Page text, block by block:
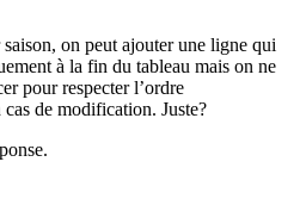
on peut ajouter une ligne qui
à la fin du tableau mais on ne
pour respecter l’ordre
de modification. Juste?